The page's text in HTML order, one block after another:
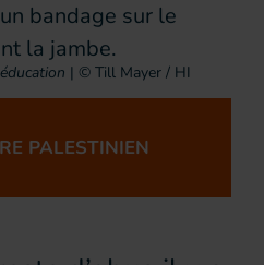
| © Till Mayer / HI
PALESTINIEN